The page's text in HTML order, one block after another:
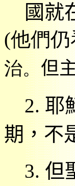
國就
(他們
治。但
2.耶
期，不
3.但